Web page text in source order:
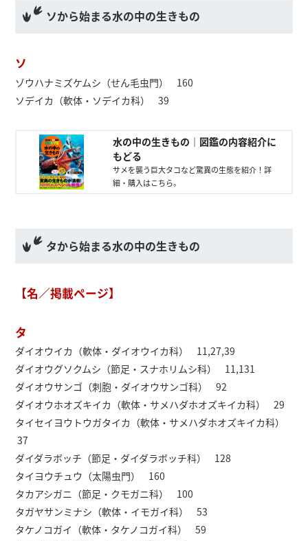
ソから始まる水の中の生きもの
ソ
ゾウハナミズケムシ（せん毛虫門） 160
ソデイカ（軟体・ソデイカ科） 39
水の中の生きもの｜図鑑の内容紹介に
もどる
サメを襲う巨大タコなど驚異の生態を紹介！詳
細・購入はこちら。
タから始まる水の中の生きもの
【名／掲載ページ】
タ
ダイオウイカ（軟体・ダイオウイカ科） 11,27,39
ダイオウグソクムシ（節足・スナホリムシ科） 11,131
ダイオウサンゴ（刺胞・ダイオウサンゴ科） 92
ダイオウホオズキイカ（軟体・サメハダホオズキイカ科） 29
タイセイヨウトウガタイカ（軟体・サメハダホオズキイカ科）
37
ダイダラボッチ（節足・ダイダラボッチ科） 128
タイヨウチュウ（太陽虫門） 160
タカアシガニ（節足・クモガニ科） 100
タガヤサンミナシ（軟体・イモガイ科） 53
タケノコガイ（軟体・タケノコガイ科） 59